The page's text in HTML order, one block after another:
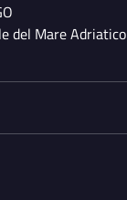
del Mare Adriatico